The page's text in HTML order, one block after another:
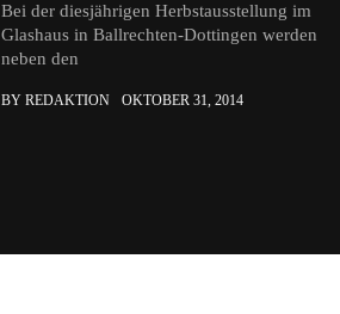
Bei der diesjährigen Herbstausstellung im
Glashaus in Ballrechten-Dottingen werden
neben den
BY REDAKTION OKTOBER 31, 2014